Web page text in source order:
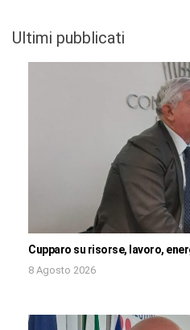
Ultimi pubblicati
Cupparo su risorse, lavoro,
8 Agosto 2026